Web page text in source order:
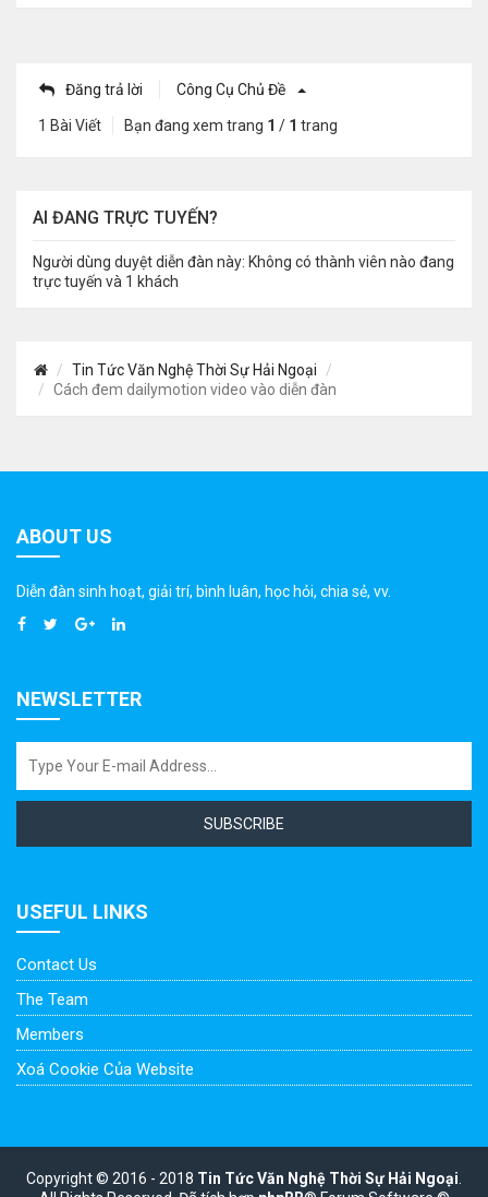
Đăng trả lời Công Cụ Chủ Đề
1 Bài Viết Bạn đang xem trang 1 / 1 trang
AI ĐANG TRỰC TUYẾN?
Người dùng duyệt diễn đàn này: Không có thành viên nào đang
trực tuyến và 1 khách
Tin Tức Văn Nghệ Thời Sự Hải Ngoại
Cách đem dailymotion video vào diễn đàn
ABOUT US
Diễn đàn sinh hoạt, giải trí, bình luân, học hỏi, chia sẻ, vv.
NEWSLETTER
SUBSCRIBE
USEFUL LINKS
Contact Us
The Team
Members
Xoá Cookie Của Website
Copyright © 2016 - 2018 Tin Tức Văn Nghệ Thời Sự Hải Ngoại